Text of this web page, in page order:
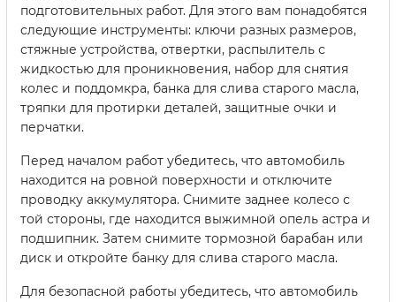
подготовительных работ. Для этого вам понадобятся
следующие инструменты: ключи разных размеров,
стяжные устройства, отвертки, распылитель с
жидкостью для проникновения, набор для снятия
колес и поддомкра, банка для слива старого масла,
тряпки для протирки деталей, защитные очки и
перчатки.
Перед началом работ убедитесь, что автомобиль
находится на ровной поверхности и отключите
проводку аккумулятора. Снимите заднее колесо с
той стороны, где находится выжимной опель астра и
подшипник. Затем снимите тормозной барабан или
диск и откройте банку для слива старого масла.
Для безопасной работы убедитесь, что автомобиль